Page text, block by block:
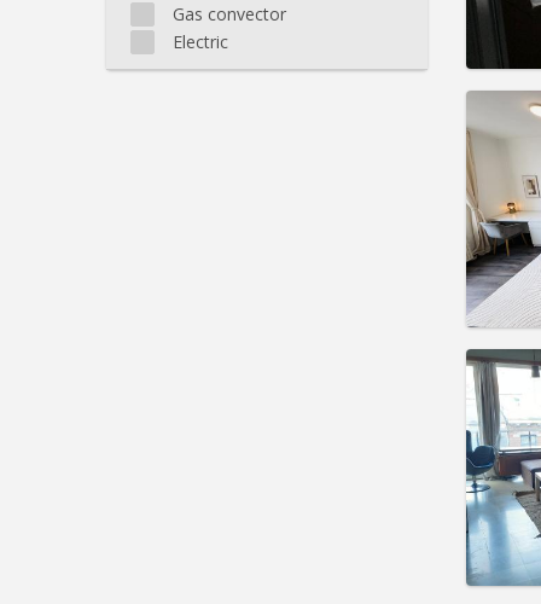
Gas convector
Electric
Rent:
Charges:
Rent:
Charges: